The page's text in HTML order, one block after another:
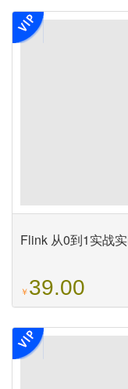
Flink 从0到1实战
￥39.00